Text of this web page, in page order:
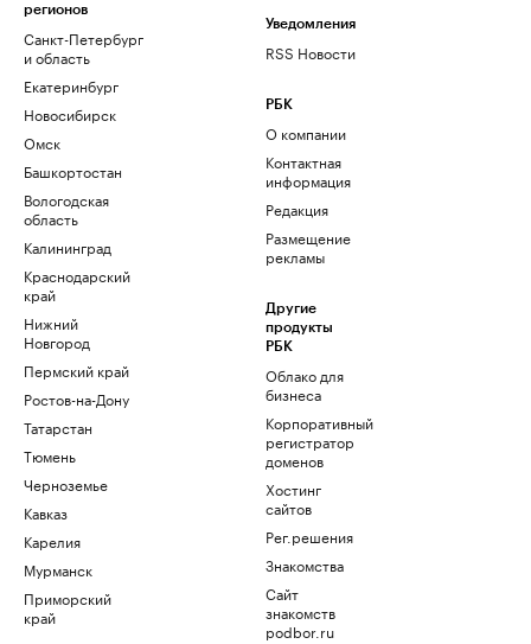
регионов
Санкт-Петербург
и область
Екатеринбург
Новосибирск
Омск
Башкортостан
Вологодская
область
Калининград
Краснодарский
край
Нижний
Новгород
Пермский край
Ростов-на-Дону
Татарстан
Тюмень
Черноземье
Кавказ
Карелия
Мурманск
Приморский
край
Уведомления
RSS Новости
РБК
О компании
Контактная
информация
Редакция
Размещение
рекламы
Другие
продукты
РБК
Облако для
бизнеса
Корпоративный
регистратор
доменов
Хостинг
сайтов
Рег.решения
Знакомства
Сайт
знакомств
podbor.ru